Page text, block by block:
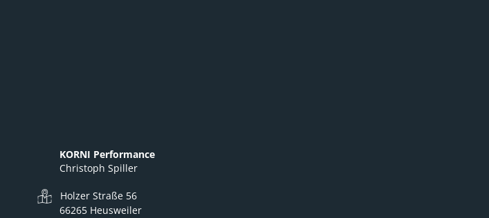
KORNI Performance
Christoph Spiller
Holzer Straße 56
66265 Heusweiler